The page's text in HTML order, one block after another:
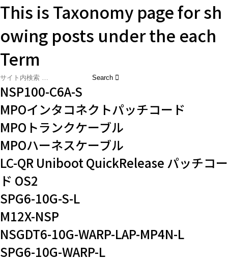
This is Taxonomy page for sh
owing posts under the each
Term
NSP100-C6A-S
MPOインタコネクトパッチコード
MPOトランクケーブル
MPOハーネスケーブル
LC-QR Uniboot QuickRelease パッチコー
ド OS2
SPG6-10G-S-L
M12X-NSP
NSGDT6-10G-WARP-LAP-MP4N-L
SPG6-10G-WARP-L